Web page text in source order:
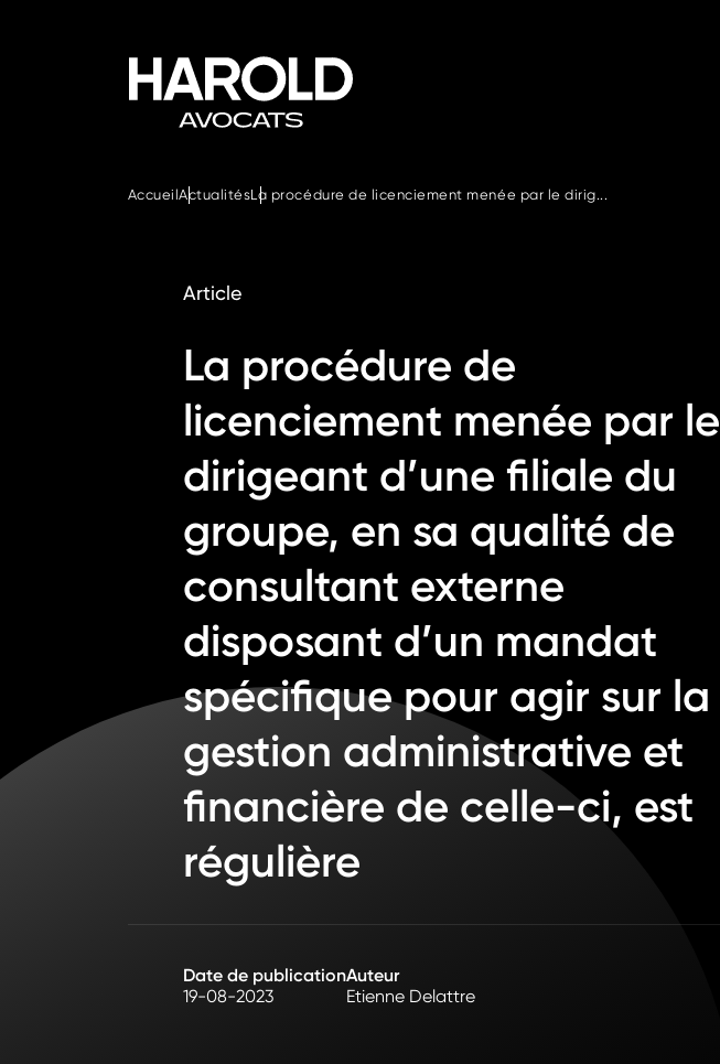
AccueilActualitésLa procédure de licenciement menée par le dirig...
Article
La procédure de
licenciement menée par le
dirigeant d’une filiale du
groupe, en sa qualité de
consultant externe
disposant d’un mandat
spécifique pour agir sur la
gestion administrative et
financière de celle-ci, est
régulière
Date de publication
19-08-2023
Auteur
Etienne Delattre